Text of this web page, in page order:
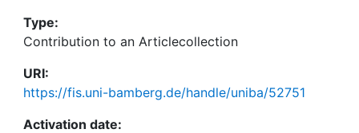
Type:
Contribution to an Articlecollection
URI:
https://fis.uni-bamberg.de/handle/uniba/52751
Activation date: